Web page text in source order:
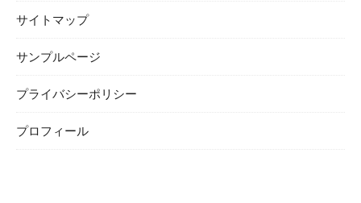
サイトマップ
サンプルページ
プライバシーポリシー
プロフィール